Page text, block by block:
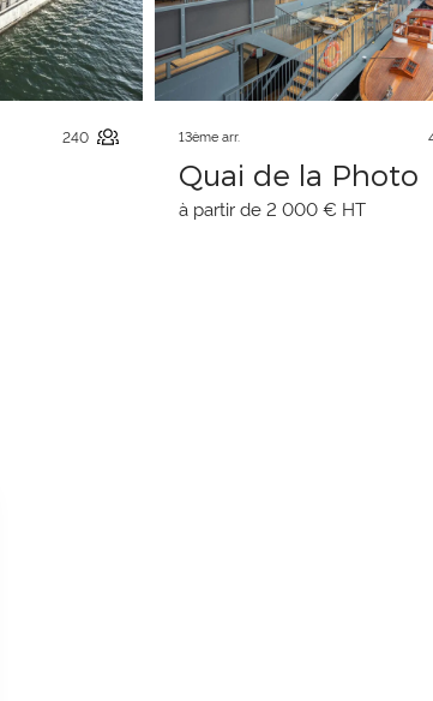
240 13ème arr.
Quai de la Photo
à partir de 2 000 € HT